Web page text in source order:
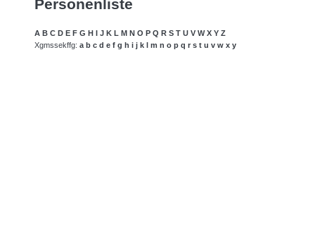
Personenliste
A B C D E F G H I J K L M N O P Q R S T U V W X Y Z
Xgmssekffg: a b c d e f g h i j k l m n o p q r s t u v w x y